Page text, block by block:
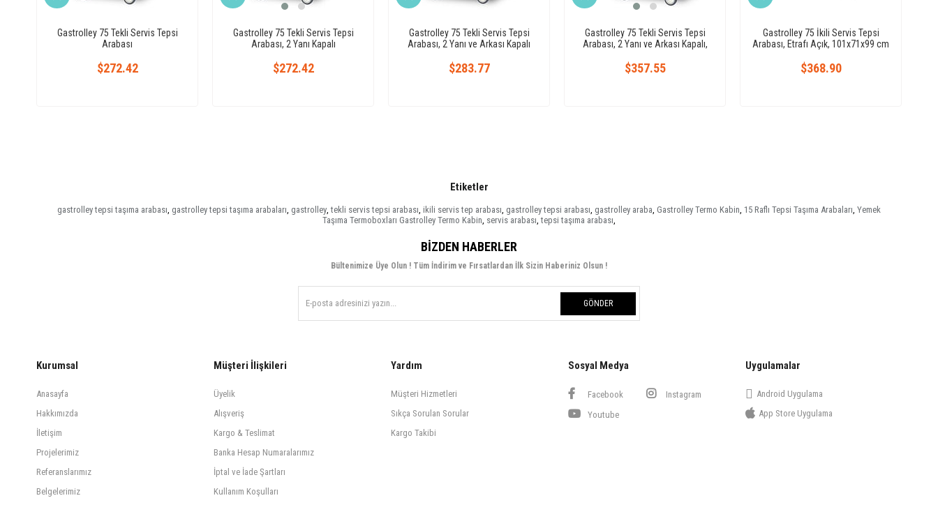
Gastrolley 75 Tekli Servis Tepsi
Arabası
$272.42
Gastrolley 75 Tekli Servis Tepsi
Arabası, 2 Yanı Kapalı
$272.42
Gastrolley 75 Tekli Servis Tepsi
Arabası, 2 Yanı ve Arkası Kapalı
$283.77
Gastrolley 75 Tekli Servis Tepsi
Arabası, 2 Yanı ve Arkası Kapalı,
$357.55
Gastrolley 75 İkili Servis Tepsi
Arabası, Etrafı Açık, 101x71x99 cm
$368.90
Etiketler
gastrolley tepsi taşıma arabası gastrolley tepsi taşıma arabaları gastrolley tekli servis tepsi arabası ikili servis tep arabası gastrolley tepsi arabası gastrolley araba Gastrolley Termo Kabin 15 Raflı Tepsi Taşıma Arabaları Yemek
Taşıma Termoboxları Gastrolley Termo Kabin servis arabası tepsi taşıma arabası
BIZDEN HABERLER
Bültenimize Üye Olun ! Tüm İndirim ve Fırsatlardan İlk Sizin Haberiniz Olsun !
GÖNDER
Kurumsal
Anasayfa
Hakkımızda
İletişim
Projelerimiz
Referanslarımız
Belgelerimiz
Müşteri İlişkileri
Üyelik
Alışveriş
Kargo & Teslimat
Banka Hesap Numaralarımız
İptal ve İade Şartları
Kullanım Koşulları
Yardım
Müşteri Hizmetleri
Sıkça Sorulan Sorular
Kargo Takibi
Sosyal Medya
Facebook
Instagram
Youtube
Uygulamalar
Android Uygulama
App Store Uygulama